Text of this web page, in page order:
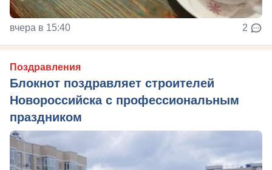
вчера в 15:40 2
Поздравления
Блокнот поздравляет строителей
Новороссийска с профессиональным
праздником